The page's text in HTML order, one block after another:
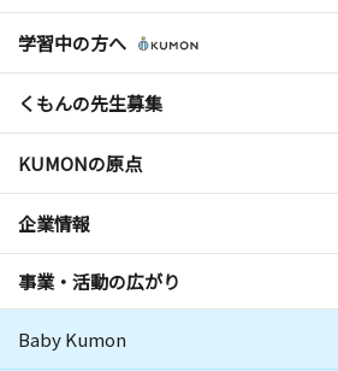
学習中の方へ
くもんの先生募集
KUMONの原点
企業情報
事業・活動の広がり
Baby Kumon